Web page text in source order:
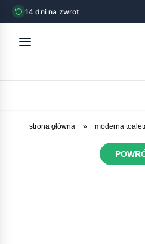
14 dni na zwrot
strona główna » moderna